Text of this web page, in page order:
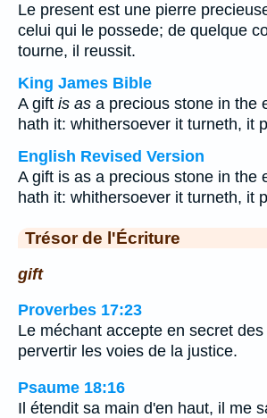
Le present est une pierre
celui qui le possede; de quelque
tourne, il reussit.
King James Bible
A gift is as a precious stone in the
hath it: whithersoever it turneth, it
English Revised Version
A gift is as a precious stone in the
hath it: whithersoever it turneth, it
Trésor de l'Écriture
gift
Proverbes 17:23
Le méchant accepte en secret
pervertir les voies de la justice.
Psaume 18:16
Il étendit sa main d'en haut, il me